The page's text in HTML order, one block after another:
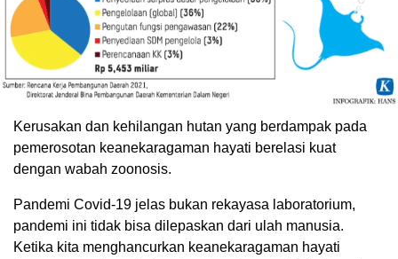
Kerusakan dan kehilangan hutan yang berdampak pada
pemerosotan keanekaragaman hayati berelasi kuat
dengan wabah zoonosis.
Pandemi Covid-19 jelas bukan rekayasa laboratorium,
pandemi ini tidak bisa dilepaskan dari ulah manusia.
Ketika kita menghancurkan keanekaragaman hayati